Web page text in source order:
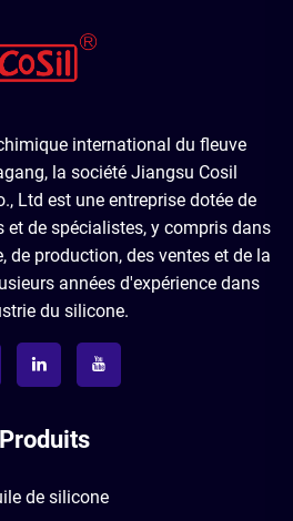
international du fleuve
la société Jiangsu Cosil
Ltd est une entreprise dotée de
de spécialistes, y compris dans
de production, des ventes et de la
années d'expérience dans
du silicone.
Produits
de silicone